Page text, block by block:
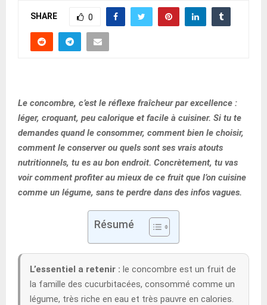
SHARE 0
Le concombre, c’est le réflexe fraîcheur par excellence :
léger, croquant, peu calorique et facile à cuisiner. Si tu te
demandes quand le consommer, comment bien le choisir,
comment le conserver ou quels sont ses vrais atouts
nutritionnels, tu es au bon endroit. Concrètement, tu vas
voir comment profiter au mieux de ce fruit que l’on cuisine
comme un légume, sans te perdre dans des infos vagues.
Résumé
L’essentiel a retenir : le concombre est un fruit de
la famille des cucurbitacées, consommé comme un
légume, très riche en eau et très pauvre en calories.